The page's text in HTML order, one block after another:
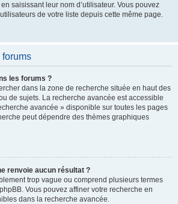
saisissant leur nom d’utilisateur. Vous pouvez
de votre liste depuis cette même page.
forums
les forums ?
dans la zone de recherche située en haut des
de sujets. La recherche avancée est accessible
avancée » disponible sur toutes les pages
peut dépendre des thèmes graphiques
renvoie aucun résultat ?
trop vague ou comprend plusieurs termes
Vous pouvez affiner votre recherche en
dans la recherche avancée.